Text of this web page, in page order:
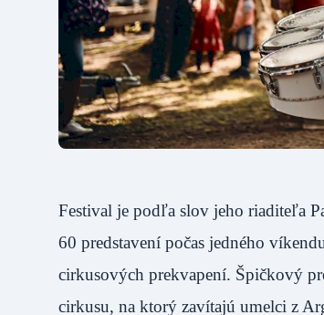
Festival je podľa slov jeho riaditeľa
60 predstavení počas jedného
cirkusových prekvapení. Špičkový
cirkusu, na ktorý zavítajú umelci z